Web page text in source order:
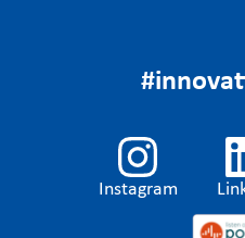
Instagram